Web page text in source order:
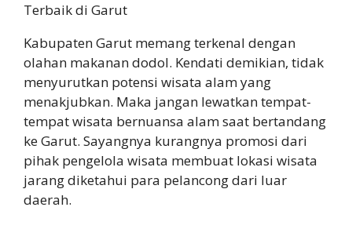
Terbaik di Garut
Kabupaten Garut memang terkenal dengan
olahan makanan dodol. Kendati demikian, tidak
menyurutkan potensi wisata alam yang
menakjubkan. Maka jangan lewatkan tempat-
tempat wisata bernuansa alam saat bertandang
ke Garut. Sayangnya kurangnya promosi dari
pihak pengelola wisata membuat lokasi wisata
jarang diketahui para pelancong dari luar
daerah.